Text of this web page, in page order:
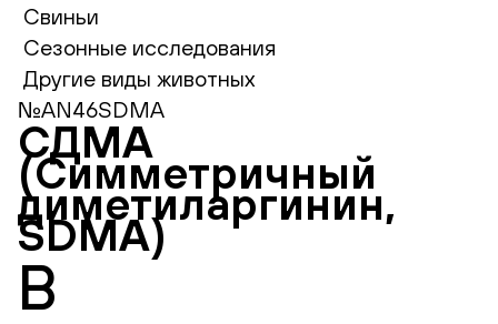
Свиньи
Сезонные исследования
Другие виды животных
№AN46SDMA
СДМА
(Симметричный
диметиларгинин,
SDMA)
В